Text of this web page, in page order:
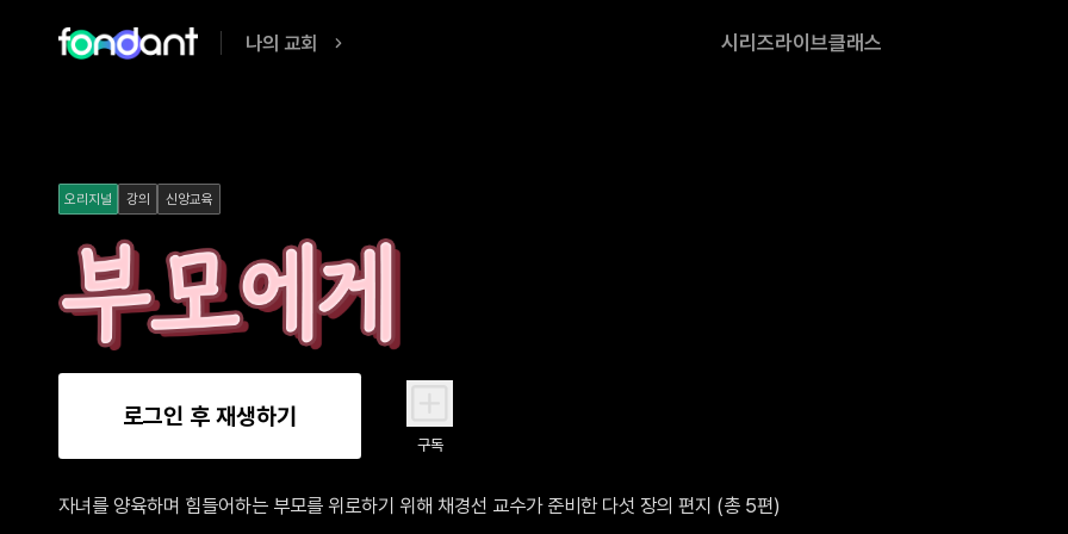
나의 교회 시리즈라이브클래스
오리지널 강의 신앙교육
로그인 후 재생하기
구독
자녀를 양육하며 힘들어하는 부모를 위로하기 위해 채경선 교수가 준비한 다섯 장의 편지 (총 5편)